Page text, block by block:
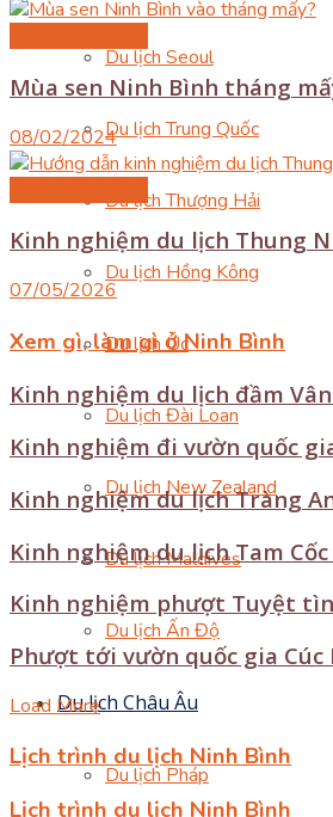
Du lịch Seoul
Du lịch Trung Quốc
Du lịch Thượng Hải
Du lịch Hồng Kông
Du lịch Úc
Du lịch Đài Loan
Du lịch New Zealand
Du lịch Maldives
Du lịch Ấn Độ
Du lịch Châu Âu
Du lịch Pháp
Mùa sen Ninh Bình tháng
08/02/2024
Kinh nghiệm du lịch Thung
07/05/2026
Xem gì, làm gì ở Ninh Bình
Kinh nghiệm du lịch đầm
Kinh nghiệm đi vườn quốc
Kinh nghiệm du lịch Tràng
Kinh nghiệm du lịch Tam
Kinh nghiệm phượt Tuyệt
Phượt tới vườn quốc gia
Load More
Lịch trình du lịch Ninh Bình
Lịch trình du lịch Ninh Bình